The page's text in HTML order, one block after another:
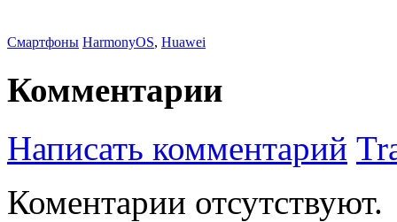
Смартфоны HarmonyOS, Huawei
Комментарии
Написать комментарий
Коментарии отсутствуют.